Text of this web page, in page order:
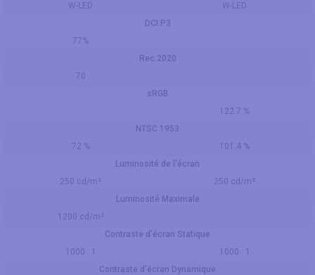
W-LED
W-LED
DCI P3
77%
Rec.2020
70
sRGB
122.7 %
NTSC 1953
72 %
101.4 %
Luminosité de l'écran
250 cd/m²
250 cd/m²
Luminosité Maximale
1200 cd/m²
Contraste d'écran Statique
1000 : 1
1000 : 1
Contraste d'écran Dynamique